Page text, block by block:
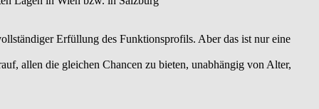
Erfüllung des Funktionsprofils. Aber das ist nur eine
allen die gleichen Chancen zu bieten, unabhängig von Alter,